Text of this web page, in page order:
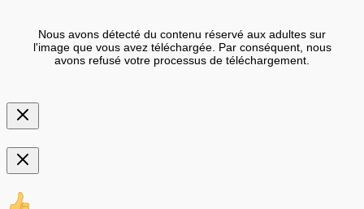
Nous avons détecté du contenu réservé aux adultes sur
l'image que vous avez téléchargée. Par conséquent, nous
avons refusé votre processus de téléchargement.